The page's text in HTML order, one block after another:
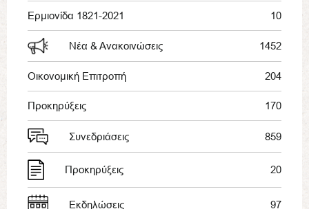
Ερμιονίδα 1821-2021 10
Νέα & Ανακοινώσεις 1452
Οικονομική Επιτροπή 204
Προκηρύξεις 170
Συνεδριάσεις 859
Προκηρύξεις 20
Εκδηλώσεις 97